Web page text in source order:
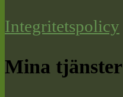
Integritetspolicy
Mina tjänster